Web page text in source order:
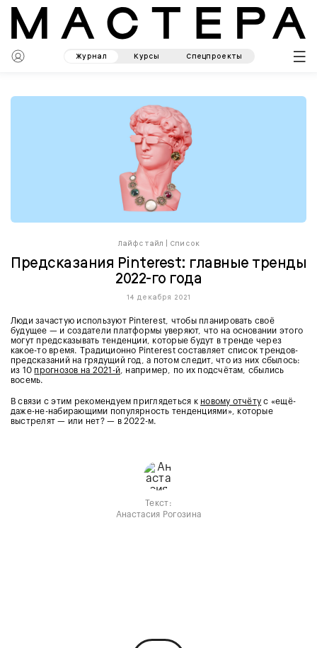
Журнал Курсы Спецпроекты
Лайфстайл Список
Предсказания Pinterest: главные тренды
2022-го года
14 декабря 2021
Люди зачастую используют Pinterest, чтобы планировать своё
будущее — и создатели платформы уверяют, что на основании этого
могут предсказывать тенденции, которые будут в тренде через
какое-то время. Традиционно Pinterest составляет список трендов-
предсказаний на грядущий год, а потом следит, что из них сбылось:
из 10 прогнозов на 2021-й , например, по их подсчётам, сбылись
восемь.
В связи с этим рекомендуем приглядеться к новому отчёту с «ещё-
даже-не-набирающими популярность тенденциями», которые
выстрелят — или нет? — в 2022-м.
Текст:
Анастасия Рогозина